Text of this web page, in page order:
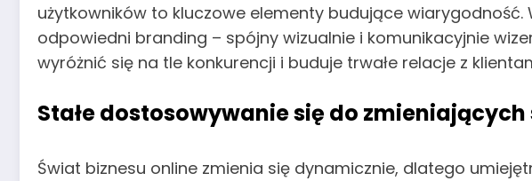
użytkowników to kluczowe elementy budujące
odpowiedni branding – spójny wizualnie i komunikacyjnie
wyróżnić się na tle konkurencji i buduje trwałe relacje z
Stałe dostosowywanie się do
Świat biznesu online zmienia się dynamicznie, dlatego